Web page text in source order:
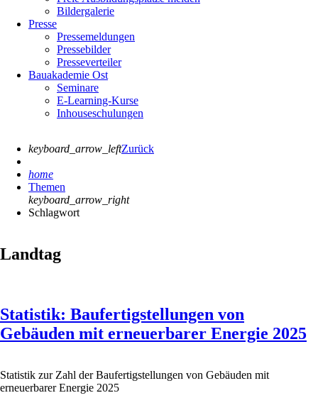
Bildergalerie
Presse
Pressemeldungen
Pressebilder
Presseverteiler
Bauakademie Ost
Seminare
E-Learning-Kurse
Inhouseschulungen
keyboard_arrow_leftZurück
home
Themen
keyboard_arrow_right
Schlagwort
Landtag
Statistik: Baufertigstellungen von
Gebäuden mit erneuerbarer Energie 2025
Statistik zur Zahl der Baufertigstellungen von Gebäuden mit
erneuerbarer Energie 2025